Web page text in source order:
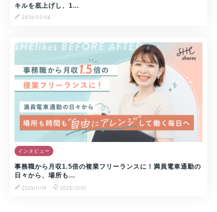
キルを底上げし、1…
2026/02/04
インタビュー
事務職から月収1.5倍の複業フリーランスに！満員電車通勤の
日々から、場所も…
2025/11/19
2025/12/01